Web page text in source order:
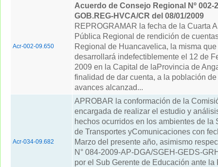
Acr-002-09.650
Acuerdo de Consejo Regional Nº 002-
GOB.REG-HVCA/CR del 08/01/2009
REPROGRAMAR la fecha de la Cuarta
Pública Regional de rendición de
Regional de Huancavelica, la misma que
desarrollará indefectiblemente el 12 de
2009 en la Capital de laProvincia de
finalidad de dar cuenta, a la población
avances alcanzad...
Acr-034-09.682
APROBAR la conformación de la
encargada de realizar el estudio y
hechos ocurridos en los ambientes de la
de Transportes yComunicaciones con
Marzo del presente año, asimismo
N° 084-2009-AP-DGA/SGEH-GEDS-
por el Sub Gerente de Educación ante la